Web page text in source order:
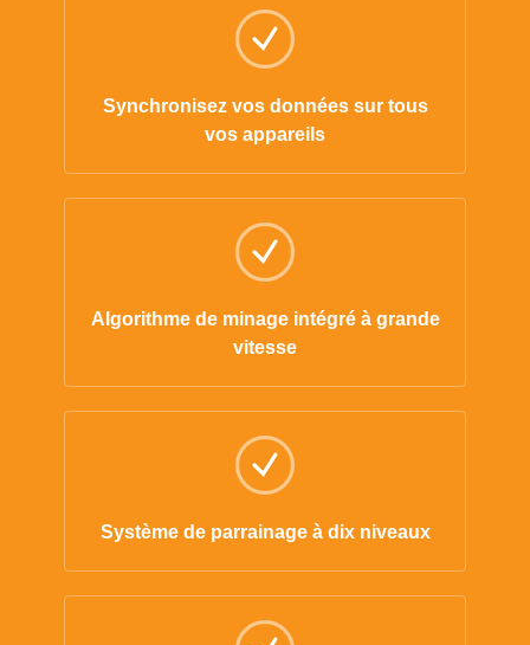
Synchronisez vos données sur tous
vos appareils
Algorithme de minage intégré à grande
vitesse
Système de parrainage à dix niveaux